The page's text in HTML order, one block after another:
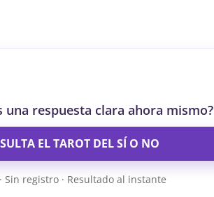
una respuesta clara ahora mismo?
EL TAROT DEL SÍ O NO
Sin registro · Resultado al instante